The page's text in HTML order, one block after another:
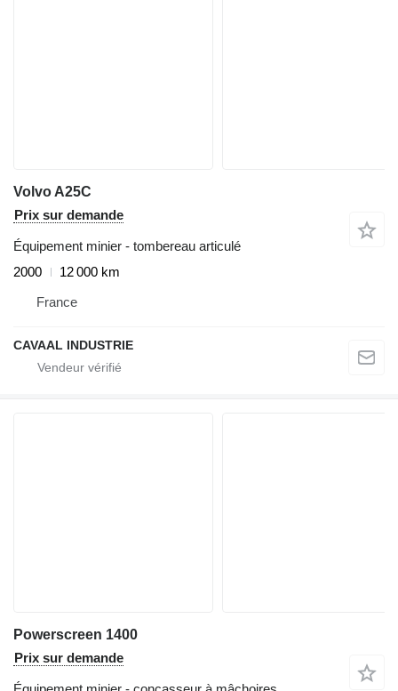
Volvo A25C
Prix sur demande
Équipement minier - tombereau articulé
2000
12 000 km
France
CAVAAL INDUSTRIE
Powerscreen 1400
Prix sur demande